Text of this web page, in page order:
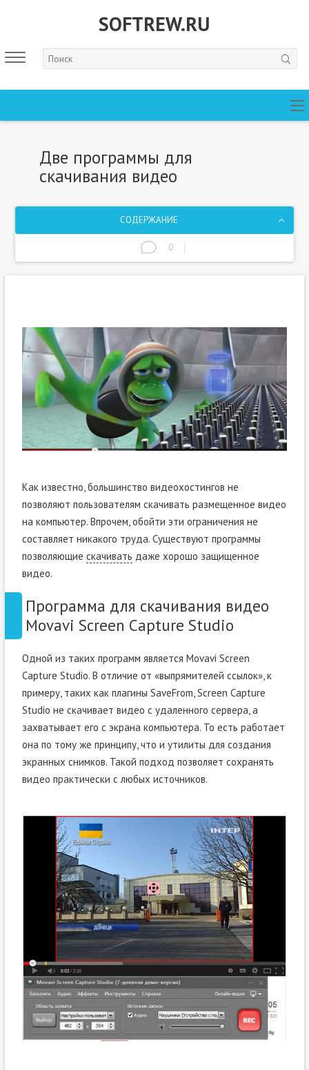
SOFTREW.RU
Две программы для
скачивания видео
СОДЕРЖАНИЕ
0
Как известно, большинство видеохостингов не
позволяют пользователям скачивать размещенное видео
на компьютер. Впрочем, обойти эти ограничения не
составляет никакого труда. Существуют программы
позволяющие скачивать даже хорошо защищенное
видео.
Программа для скачивания видео
Movavi Screen Capture Studio
Одной из таких программ является Movavi Screen
Capture Studio. В отличие от «выпрямителей ссылок», к
примеру, таких как плагины SaveFrom, Screen Capture
Studio не скачивает видео с удаленного сервера, а
захватывает его с экрана компьютера. То есть работает
она по тому же принципу, что и утилиты для создания
экранных снимков. Такой подход позволяет сохранять
видео практически с любых источников.